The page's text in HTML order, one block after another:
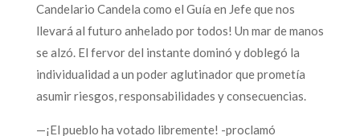
Candelario Candela como el Guía en Jefe que nos
llevará al futuro anhelado por todos! Un mar de manos
se alzó. El fervor del instante dominó y doblegó la
individualidad a un poder aglutinador que prometía
asumir riesgos, responsabilidades y consecuencias.
—¡El pueblo ha votado libremente! -proclamó